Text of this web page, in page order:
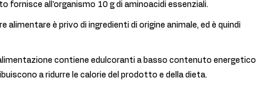
fornisce all'organismo 10 g di aminoacidi essenziali.
alimentare è privo di ingredienti di origine animale, ed è quindi
contiene edulcoranti a basso contenuto energetico
a ridurre le calorie del prodotto e della dieta.